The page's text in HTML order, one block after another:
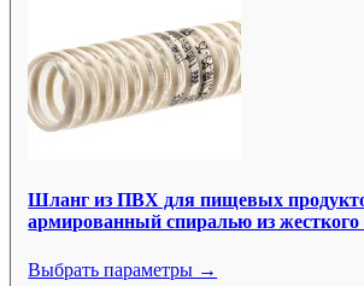
Шланг из ПВХ для пищевых
армированный спиралью из
Выбрать параметры →